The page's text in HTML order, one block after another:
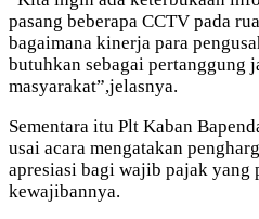
pasang beberapa CCTV pada
bagaimana kinerja para
butuhkan sebagai pertanggung
masyarakat”,jelasnya.
Sementara itu Plt Kaban
usai acara mengatakan
apresiasi bagi wajib pajak yang
kewajibannya.